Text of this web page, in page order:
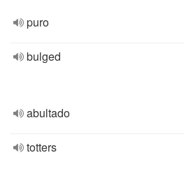
puro
bulged
abultado
totters